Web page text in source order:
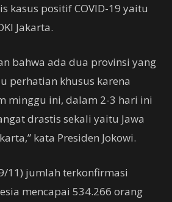
kasus positif COVID-19 yaitu
Jakarta.
bahwa ada dua provinsi yang
perhatian khusus karena
minggu ini, dalam 2-3 hari ini
drastis sekali yaitu Jawa
kata Presiden Jokowi.
11) jumlah terkonfirmasi
mencapai 534.266 orang